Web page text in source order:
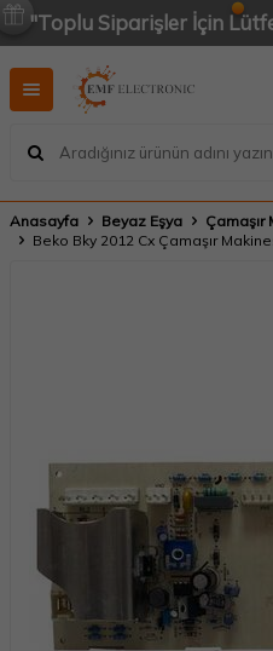
"Toplu Siparişler İçin
Anasayfa Beyaz Eşya Çamaşır
Beko Bky 2012 Cx Çamaşır